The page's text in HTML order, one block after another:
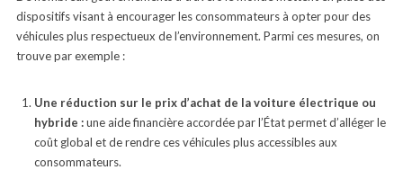
dispositifs visant à encourager les consommateurs à opter pour des
véhicules plus respectueux de l’environnement. Parmi ces mesures, on
trouve par exemple :
Une réduction sur le prix d’achat de la voiture électrique ou
hybride :une aide financière accordée par l’État permet d’alléger le
coût global et de rendre ces véhicules plus accessibles aux
consommateurs.